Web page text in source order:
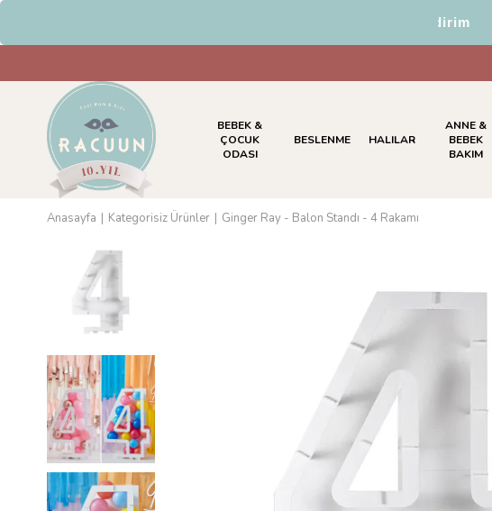
HAVALE & EFT Ödemelerinde %5 İndirim
BEBEK &
ÇOCUK
ODASI
BESLENME HALILAR
ANNE &
BEBEK
BAKIM
Anasayfa Kategorisiz Ürünler Ginger Ray - Balon Standı - 4 Rakamı